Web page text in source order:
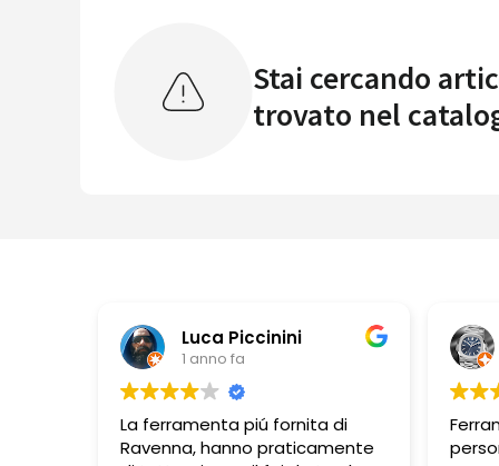
Stai cercando
trovato nel
Luca Piccinini
1 anno fa
La ferramenta piú fornita di
Ravenna, hanno praticamente